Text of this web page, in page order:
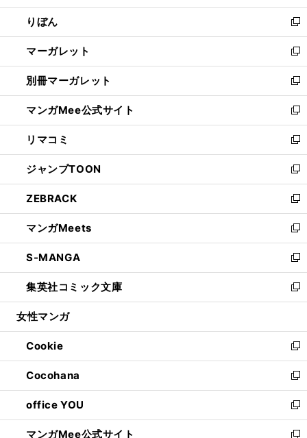
開
く
ウ
で
開
く
ン
ド
ウ
で
開
く
ウ
ィ
ン
ド
ウ
で
開
く
りぼん
新
し
い
ウ
ィ
ン
ド
ウ
で
開
く
マーガレット
新
し
い
ウ
ィ
ン
ド
ウ
で
開
く
別冊マーガレット
新
し
い
ウ
ィ
ン
ド
ウ
で
開
く
マンガMee公式サイト
新
し
い
ウ
ィ
ン
ド
ウ
で
開
く
リマコミ
新
し
い
ウ
ィ
ン
ド
ウ
で
開
く
ジャンプTOON
新
し
い
ウ
ィ
ン
ド
ウ
で
開
ZEBRACK
新
し
い
ウ
ィ
ン
ド
ウ
開
く
マンガMeets
新
し
い
ウ
ィ
ン
ウ
で
開
く
S-MANGA
新
し
い
ウ
ン
ド
ウ
で
開
く
集英社コミック文庫
新
し
ウ
ィ
ン
ド
ウ
で
開
く
女性マンガ
Cookie
新
し
い
ウ
ィ
ン
ド
Cocohana
新
し
い
ウ
office YOU
新
し
マンガMee公式サイト